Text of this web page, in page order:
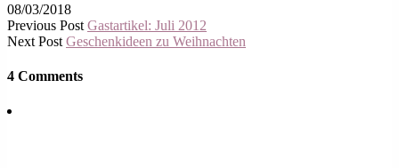
08/03/2018
Previous Post Gastartikel: Juli 2012
Next Post Geschenkideen zu Weihnachten
4 Comments